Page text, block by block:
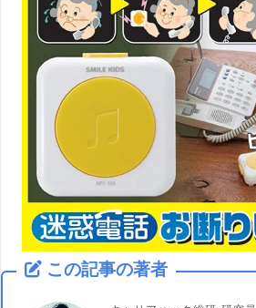
この記事の著者